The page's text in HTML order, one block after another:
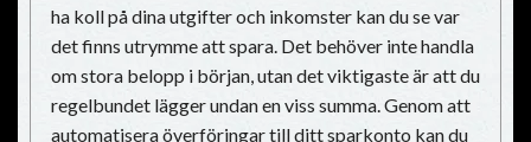
ha koll på dina utgifter och inkomster kan du se var
det finns utrymme att spara. Det behöver inte handla
om stora belopp i början, utan det viktigaste är att du
regelbundet lägger undan en viss summa. Genom att
automatisera överföringar till ditt sparkonto kan du